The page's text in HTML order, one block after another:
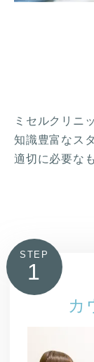
ミセルクリニ
知識豊富なス
適切に必要な
STEP
1
カ